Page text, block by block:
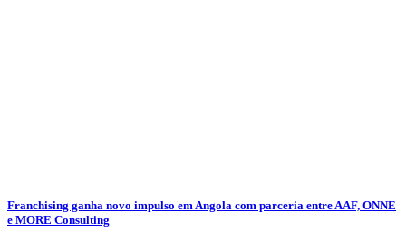
Franchising ganha novo impulso em Angola com parceria entre AAF, ONNE
e MORE Consulting